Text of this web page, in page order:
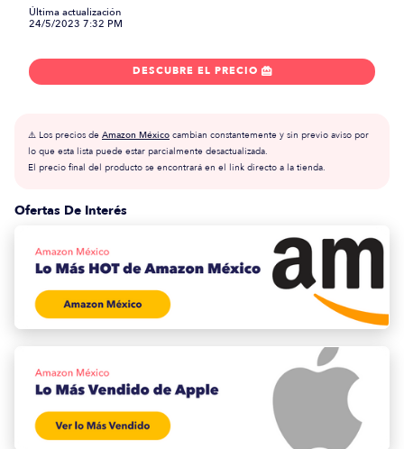
Última actualización
24/5/2023 7:32 PM
DESCUBRE EL PRECIO 
⚠️ Los precios de Amazon México cambian constantemente y sin previo aviso por
lo que esta lista puede estar parcialmente desactualizada.
El precio final del producto se encontrará en el link directo a la tienda.
Ofertas De Interés